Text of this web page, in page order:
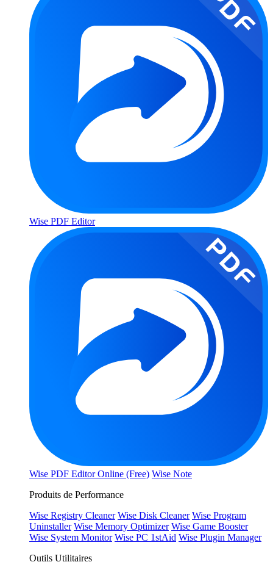
Wise PDF Editor
Wise PDF Editor Online (Free) Wise Note
Produits de Performance
Wise Registry Cleaner Wise Disk Cleaner Wise Program
Uninstaller Wise Memory Optimizer Wise Game Booster
Wise System Monitor Wise PC 1stAid Wise Plugin Manager
Outils Utilitaires